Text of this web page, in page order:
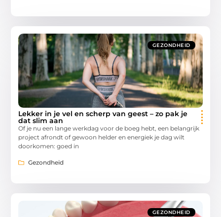
GEZONDHEID
Lekker in je vel en scherp van geest – zo pak je
dat slim aan
Of je nu een lange werkdag voor de boeg hebt, een belangrijk
project afrondt of gewoon helder en energiek je dag wilt
doorkomen: goed in
Gezondheid
GEZONDHEID